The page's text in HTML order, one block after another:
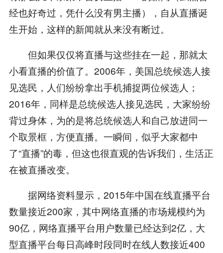
经也好奇过，凭什么没有男主播），自从直播诞
生开始，这样的新闻就从来没有断过。
但如果仅仅将直播与这些挂在一起，那就太
小看直播的价值了。2006年，美国总统候选人接
见选民，人们纷纷拿出手机捕捉两位候选人；
2016年，同样是总统候选人接见选民，大家纷纷
背过身体，为的是将总统候选人和自己放进同一
个取景框，方便直播。一瞬间，似乎大家都中
了“直播”的毒，但这也很直观的告诉我们，生活正
在被直播改变。
据网络资料显示，2015年中国在线直播平台
数量接近200家，其中网络直播的市场规模约为
90亿，网络直播平台用户数量已经达到2亿，大
型直播平台每日高峰时段同时在线人数接近400